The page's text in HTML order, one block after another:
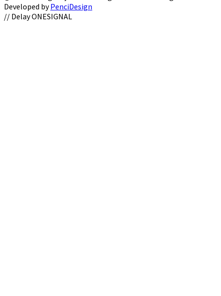
Developed byPenciDesign
Facebook
Twitter
Instagram
Youtube
Email
// Delay ONESIGNAL